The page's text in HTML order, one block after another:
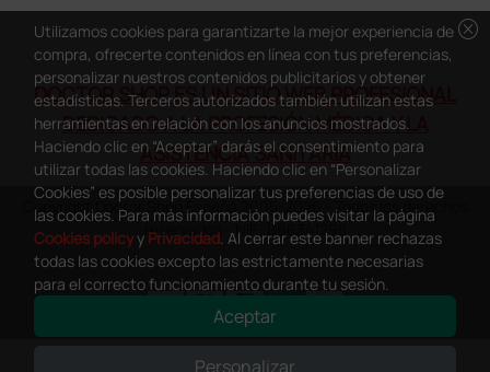
DOCTOR SHOP ES UN SITIO WEB PROFESIONAL
DEDICADO A LA PROFESIÓN MÉDICA Y LA
ASISTENCIA SANITARIA
Copyright Doctor Shop España 2005-2026 - Todos los derechos
reservados - NIF.: B66341298
This site is protected by reCAPTCHA and the Google
cancel
Utilizamos cookies para garantizarte la mejor experiencia de
compra, ofrecerte contenidos en línea con tus preferencias,
personalizar nuestros contenidos publicitarios y obtener
estadísticas. Terceros autorizados también utilizan estas
herramientas en relación con los anuncios mostrados.
Haciendo clic en “Aceptar” darás el consentimiento para
utilizar todas las cookies. Haciendo clic en “Personalizar
Cookies” es posible personalizar tus preferencias de uso de
las cookies. Para más información puedes visitar la página
Cookies policyy Privacidad. Al cerrar este banner rechazas
todas las cookies excepto las estrictamente necesarias
para el correcto funcionamiento durante tu sesión.
Aceptar
Personalizar